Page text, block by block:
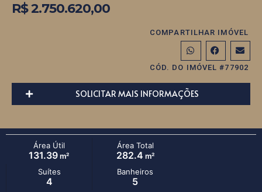
R$ 2.750.620,00
COMPARTILHAR IMÓVEL
CÓD. DO IMÓVEL #77902
SOLICITAR MAIS INFORMAÇÕES
Área Útil
131.39 m²
Área Total
282.4 m²
Suítes
4
Banheiros
5